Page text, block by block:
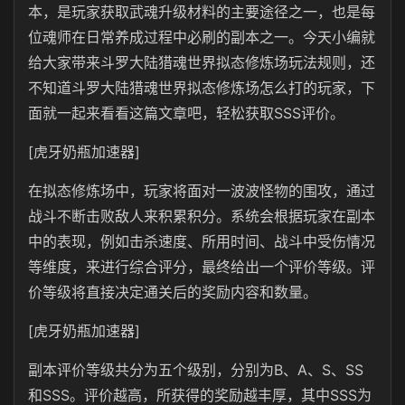
本，是玩家获取武魂升级材料的主要途径之一，也是每
位魂师在日常养成过程中必刷的副本之一。今天小编就
给大家带来斗罗大陆猎魂世界拟态修炼场玩法规则，还
不知道斗罗大陆猎魂世界拟态修炼场怎么打的玩家，下
面就一起来看看这篇文章吧，轻松获取SSS评价。
[虎牙奶瓶加速器]
在拟态修炼场中，玩家将面对一波波怪物的围攻，通过
战斗不断击败敌人来积累积分。系统会根据玩家在副本
中的表现，例如击杀速度、所用时间、战斗中受伤情况
等维度，来进行综合评分，最终给出一个评价等级。评
价等级将直接决定通关后的奖励内容和数量。
[虎牙奶瓶加速器]
副本评价等级共分为五个级别，分别为B、A、S、SS
和SSS。评价越高，所获得的奖励越丰厚，其中SSS为